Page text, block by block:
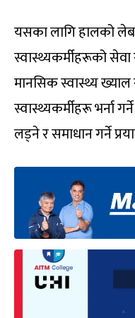
यसका लागि हालको
स्वास्थ्यकर्मीहरूको
मानसिक स्वास्थ्य ख्याल
स्वास्थ्यकर्मीहरू भर्ना
लड्ने र समाधान गर्ने